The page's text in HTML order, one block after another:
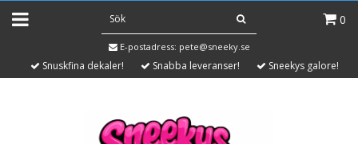
0
E-postadress: pete@sneeky.se
Snuskfina dekaler! Snabba leveranser! Sneekys galore!